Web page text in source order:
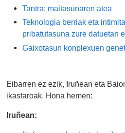
Tantra: maitasunaren atea
Teknologia berriak eta
pribatutasuna zure datuetan
Gaixotasun konplexuen
Eibarren ez ezik, Iruñean eta
ikastaroak. Hona hemen:
Iruñean: